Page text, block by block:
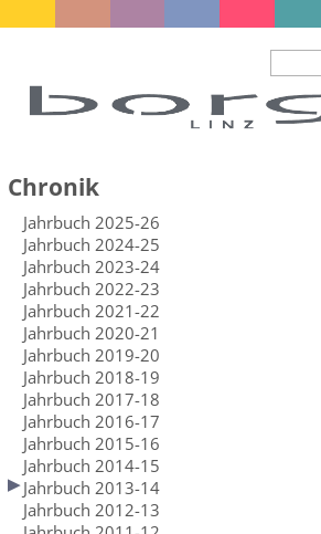
Chronik
Jahrbuch 2025-26
Jahrbuch 2024-25
Jahrbuch 2023-24
Jahrbuch 2022-23
Jahrbuch 2021-22
Jahrbuch 2020-21
Jahrbuch 2019-20
Jahrbuch 2018-19
Jahrbuch 2017-18
Jahrbuch 2016-17
Jahrbuch 2015-16
Jahrbuch 2014-15
Jahrbuch 2013-14
Jahrbuch 2012-13